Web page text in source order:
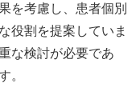
を考慮し、患者個別
役割を提案していま
な検討が必要であ
。